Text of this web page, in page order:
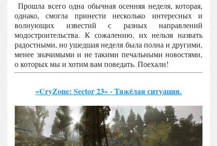
Прошла всего одна обычная осенняя неделя, которая,
однако, смогла принести несколько интересных и
волнующих известий с разных направлений
модостроительства. К сожалению, их нельзя назвать
радостными, но ушедшая неделя была полна и другими,
менее значимыми и не такими печальными новостями,
о которых мы и хотим вам поведать. Поехали!
«CryZone: Sector 23» - Тяжёлая ситуация.